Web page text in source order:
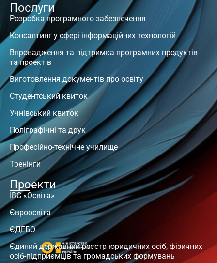
Послуги
Розробка програмного забезпечення
Консалтинг у сфері інформаційних технологій
Впровадження та підтримка програмних продуктів
та проектів
Виготовлення документів про освіту
Студентський квиток
Учнівський квиток
Поліграфічні та друк
Професійно-технічне училище
Тренінги
Проекти
ІВС «Освіта»
Євроосвіта
ЄДЕБО
Єдиний державний реєстр юридичних осіб, фізичних
осіб-підприємців та громадських формувань